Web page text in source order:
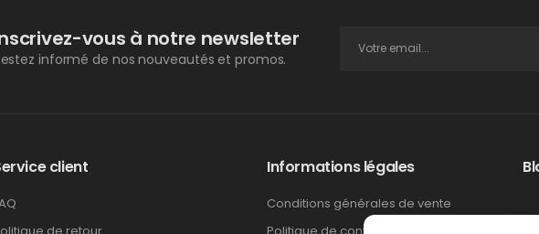
vous à notre newsletter
informé de nos nouveautés et promos.
client
de retour
Informations légales
Conditions générales de vente
Politique de confidentialité